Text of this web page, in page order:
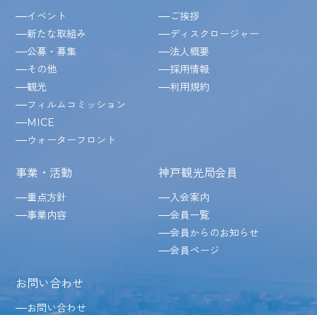
イベント
新たな取組み
公募・募集
その他
観光
フィルムコミッション
MICE
ウォーターフロント
ご挨拶
ディスクロージャー
法人概要
採用情報
利用規約
事業・活動
重点方針
事業内容
神戸観光局会員
入会案内
会員一覧
会員からのお知らせ
会員ページ
お問い合わせ
お問い合わせ